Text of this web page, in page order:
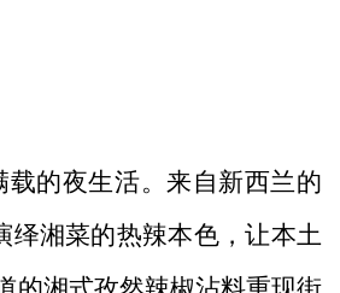
的夜生活。来自新西兰的
绎湘菜的热辣本色，让本土